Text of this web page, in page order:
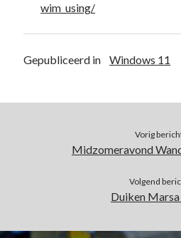
wim_using/
Gepubliceerd in Windows 11
Vorig
Midzomeravond
Volgend
Duiken